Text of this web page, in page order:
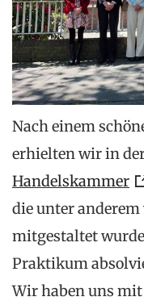
Nach einem
erhielten wir in
Handelskammer
die unter
mitgestaltet
Praktikum
Wir haben uns